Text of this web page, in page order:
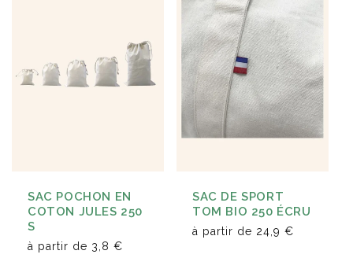
SAC POCHON EN
COTON JULES 250
S
à partir de 3,8 €
SAC DE SPORT
TOM BIO 250 ÉCRU
à partir de 24,9 €